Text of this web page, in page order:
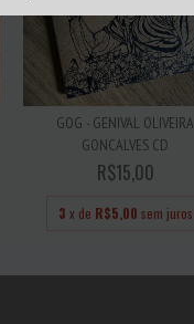
GOG - GENIVAL OLIVEIRA
GONCALVES CD
R$15,00
3 x de R$5,00 sem juros